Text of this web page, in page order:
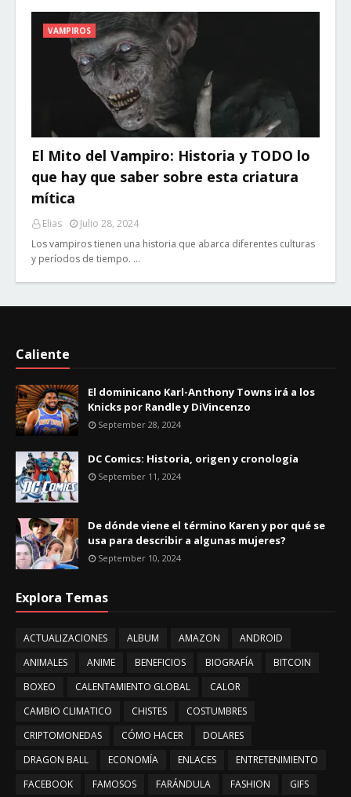
VAMPIROS
El Mito del Vampiro: Historia y TODO lo
que hay que saber sobre esta criatura
mítica
Elias
Julio 28, 2024
Los vampiros tienen una historia que abarca diferentes culturas
y períodos de tiempo. …
Caliente
El dominicano Karl-Anthony Towns irá a los
Knicks por Randle y DiVincenzo
September 28, 2024
DC Comics: Historia, origen y cronología
September 11, 2024
De dónde viene el término Karen y por qué se
usa para describir a algunas mujeres?
September 10, 2024
Explora Temas
ACTUALIZACIONES ALBUM AMAZON
ANDROID
ANIMALES
ANIME BENEFICIOS BIOGRAFÍA
BITCOIN
BOXEO
CALENTAMIENTO GLOBAL
CALOR
CAMBIO CLIMATICO
CHISTES
COSTUMBRES
CRIPTOMONEDAS
CÓMO HACER
DOLARES
DRAGON BALL
ECONOMÍA ENLACES
ENTRETENIMIENTO
FACEBOOK
FAMOSOS FARÁNDULA FASHION GIFS